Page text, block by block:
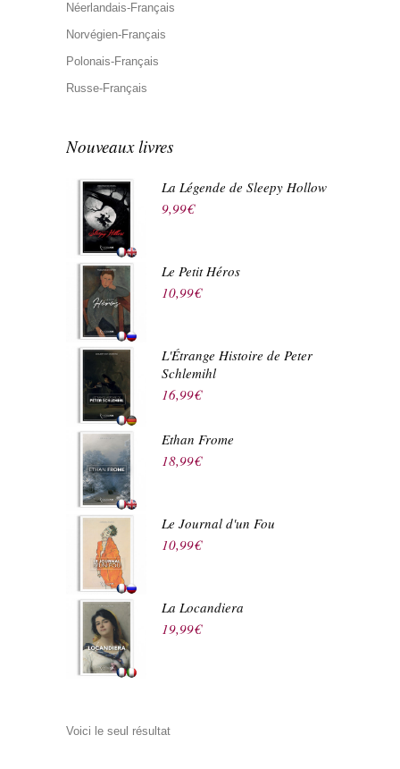
Néerlandais-Français
Norvégien-Français
Polonais-Français
Russe-Français
Nouveaux livres
La Légende de Sleepy Hollow
9,99€
Le Petit Héros
10,99€
L'Étrange Histoire de Peter
Schlemihl
16,99€
Ethan Frome
18,99€
Le Journal d'un Fou
10,99€
La Locandiera
19,99€
Voici le seul résultat